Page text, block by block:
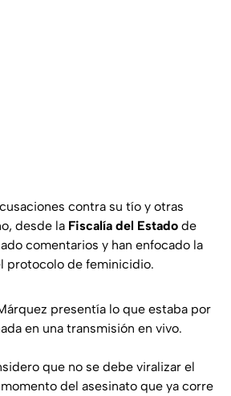
contra su tío y otras
desde la Fiscalía del Estado de
comentarios y han enfocado la
protocolo de feminicidio.
presentía lo que estaba por
en una transmisión en vivo.
que no se debe viralizar el
del asesinato que ya corre